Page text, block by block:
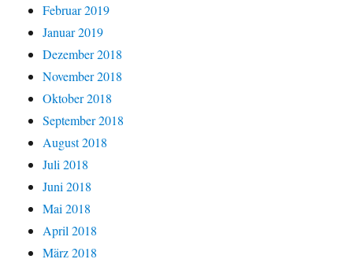
Februar 2019
Januar 2019
Dezember 2018
November 2018
Oktober 2018
September 2018
August 2018
Juli 2018
Juni 2018
Mai 2018
April 2018
März 2018